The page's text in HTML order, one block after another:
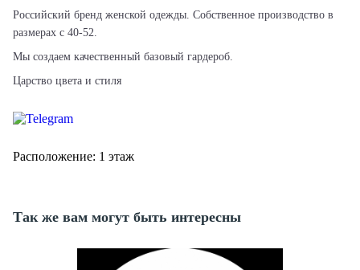
Российский бренд женской одежды. Собственное производство в
размерах с 40-52.
Мы создаем качественный базовый гардероб.
Царство цвета и стиля
Расположение: 1 этаж
Так же вам могут быть интересны